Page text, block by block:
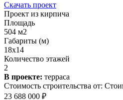
Скачать проект
Проект из кирпича
Площадь
504 м2
Габариты (м)
18x14
Количество этажей
2
В проекте: терраса
Стоимость строительства от:
23 688 000 ₽